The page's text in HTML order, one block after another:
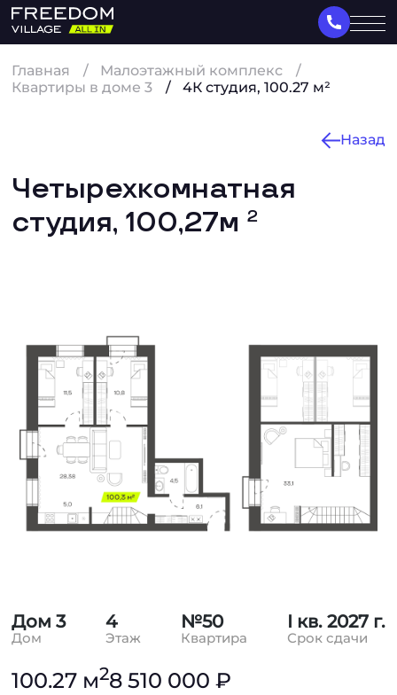
Главная
Малоэтажный комплекс
Квартиры в доме 3
4К студия, 100.27 м²
Назад
Четырехкомнатная
студия, 100,27м 2
Дом 3
Дом
4
Этаж
№50
Квартира
I кв. 2027 г.
Срок сдачи
100.27 м28 510 000 ₽